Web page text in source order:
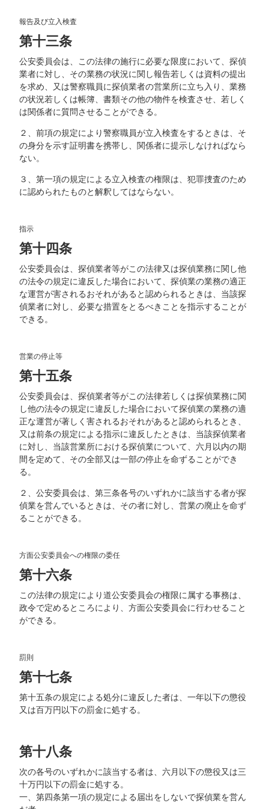
報告及び立入検査
第十三条
公安委員会は、この法律の施行に必要な限度において、探偵
業者に対し、その業務の状況に関し報告若しくは資料の提出
を求め、又は警察職員に探偵業者の営業所に立ち入り、業務
の状況若しくは帳簿、書類その他の物件を検査させ、若しく
は関係者に質問させることができる。
２、前項の規定により警察職員が立入検査をするときは、そ
の身分を示す証明書を携帯し、関係者に提示しなければなら
ない。
３、第一項の規定による立入検査の権限は、犯罪捜査のため
に認められたものと解釈してはならない。
指示
第十四条
公安委員会は、探偵業者等がこの法律又は探偵業務に関し他
の法令の規定に違反した場合において、探偵業の業務の適正
な運営が害されるおそれがあると認められるときは、当該探
偵業者に対し、必要な措置をとるべきことを指示することが
できる。
営業の停止等
第十五条
公安委員会は、探偵業者等がこの法律若しくは探偵業務に関
し他の法令の規定に違反した場合において探偵業の業務の適
正な運営が著しく害されるおそれがあると認められるとき、
又は前条の規定による指示に違反したときは、当該探偵業者
に対し、当該営業所における探偵業について、六月以内の期
間を定めて、その全部又は一部の停止を命ずることができ
る。
２、公安委員会は、第三条各号のいずれかに該当する者が探
偵業を営んでいるときは、その者に対し、営業の廃止を命ず
ることができる。
方面公安委員会への権限の委任
第十六条
この法律の規定により道公安委員会の権限に属する事務は、
政令で定めるところにより、方面公安委員会に行わせること
ができる。
罰則
第十七条
第十五条の規定による処分に違反した者は、一年以下の懲役
又は百万円以下の罰金に処する。
第十八条
次の各号のいずれかに該当する者は、六月以下の懲役又は三
十万円以下の罰金に処する。
一、第四条第一項の規定による届出をしないで探偵業を営ん